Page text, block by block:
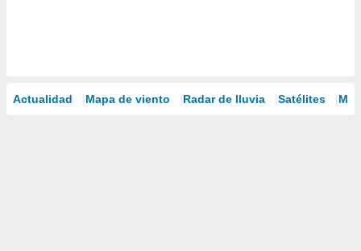
Actualidad Mapa de viento Radar de lluvia Satélites